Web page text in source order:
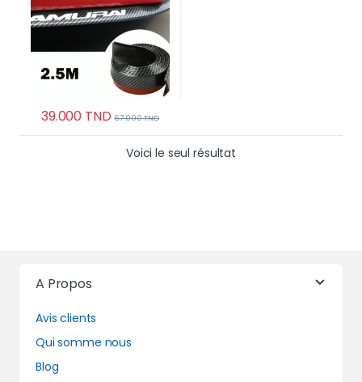
39.000 TND 67.000TND
Voici le seul résultat
A Propos
Avis clients
Qui somme nous
Blog